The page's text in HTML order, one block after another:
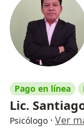
Pago en línea
Lic.
Psicólogo · Ver